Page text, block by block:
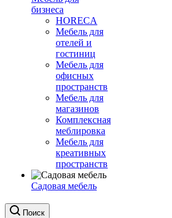
бизнеса
HORECA
Мебель для
отелей и
гостиниц
Мебель для
офисных
пространств
Мебель для
магазинов
Комплексная
меблировка
Мебель для
креативных
пространств
Садовая мебель
Поиск